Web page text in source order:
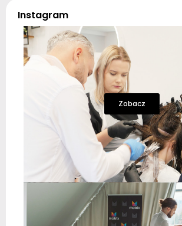
Instagram
Zobacz